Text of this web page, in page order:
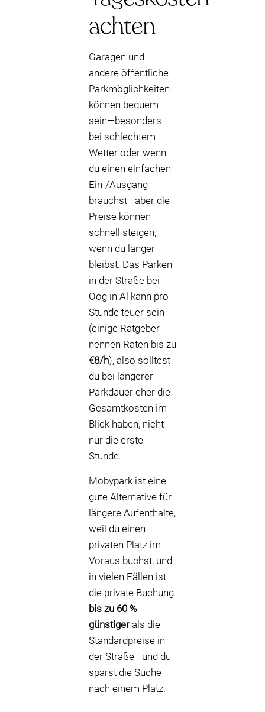
achten
Garagen und
andere öffentliche
Parkmöglichkeiten
können bequem
sein—besonders
bei schlechtem
Wetter oder wenn
du einen einfachen
Ein-/Ausgang
brauchst—aber die
Preise können
schnell steigen,
wenn du länger
bleibst. Das Parken
in der Straße bei
Oog in Al kann pro
Stunde teuer sein
(einige Ratgeber
nennen Raten bis zu
€8/h), also solltest
du bei längerer
Parkdauer eher die
Gesamtkosten im
Blick haben, nicht
nur die erste
Stunde.
Mobypark ist eine
gute Alternative für
längere Aufenthalte,
weil du einen
privaten Platz im
Voraus buchst, und
in vielen Fällen ist
die private Buchung
bis zu 60 %
günstigerals die
Standardpreise in
der Straße—und du
sparst die Suche
nach einem Platz.